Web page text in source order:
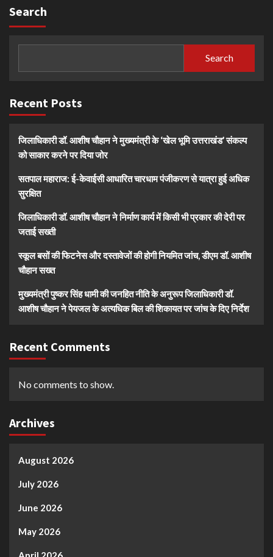
Search
Search
Recent Posts
जिलाधिकारी डॉ. आशीष चौहान ने मुख्यमंत्री के ‘खेल भूमि उत्तराखंड’ संकल्प
को साकार करने पर दिया जोर
सतपाल महाराज: ई-केवाईसी आधारित चारधाम पंजीकरण से यात्रा हुई अधिक
सुरक्षित
जिलाधिकारी डॉ. आशीष चौहान ने निर्माण कार्य में किसी भी प्रकार की देरी पर
जताई सख्ती
स्कूल बसों की फिटनेस और दस्तावेजों की होगी नियमित जांच, डीएम डॉ. आशीष
चौहान सख्त
मुख्यमंत्री पुष्कर सिंह धामी की जनहित नीति के अनुरूप जिलाधिकारी डॉ.
आशीष चौहान ने पेयजल के अत्यधिक बिल की शिकायत पर जांच के दिए निर्देश
Recent Comments
No comments to show.
Archives
August 2026
July 2026
June 2026
May 2026